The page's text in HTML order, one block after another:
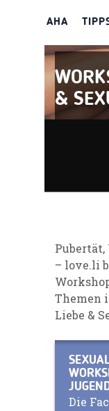
AHA
&
– love.li
Themen
Liebe &
Die